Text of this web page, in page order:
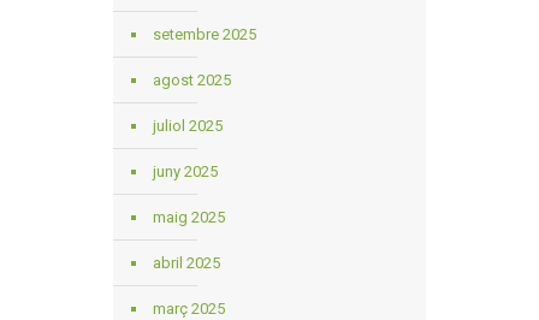
setembre 2025
agost 2025
juliol 2025
juny 2025
maig 2025
abril 2025
març 2025